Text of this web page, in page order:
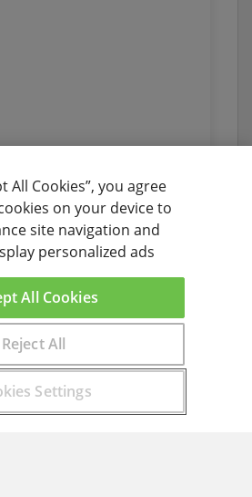
el curso que buscas
All Cookies”, you agree
on your device to
site navigation and
personalized ads
Settings
Reject All
All Cookies